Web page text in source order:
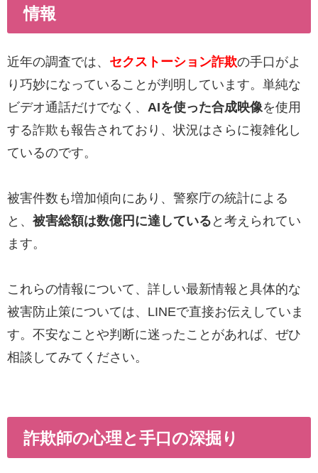
情報
近年の調査では、 セクストーション詐欺の手口がよ
り巧妙になっていることが判明しています。単純な
ビデオ通話だけでなく、 AIを使った合成映像を使用
する詐欺も報告されており、状況はさらに複雑化し
ているのです。
被害件数も増加傾向にあり、警察庁の統計による
と、 被害総額は数億円に達している と考えられてい
ます。
これらの情報について、詳しい最新情報と具体的な
被害防止策については、LINEで直接お伝えしていま
す。不安なことや判断に迷ったことがあれば、ぜひ
相談してみてください。
詐欺師の心理と手口の深掘り